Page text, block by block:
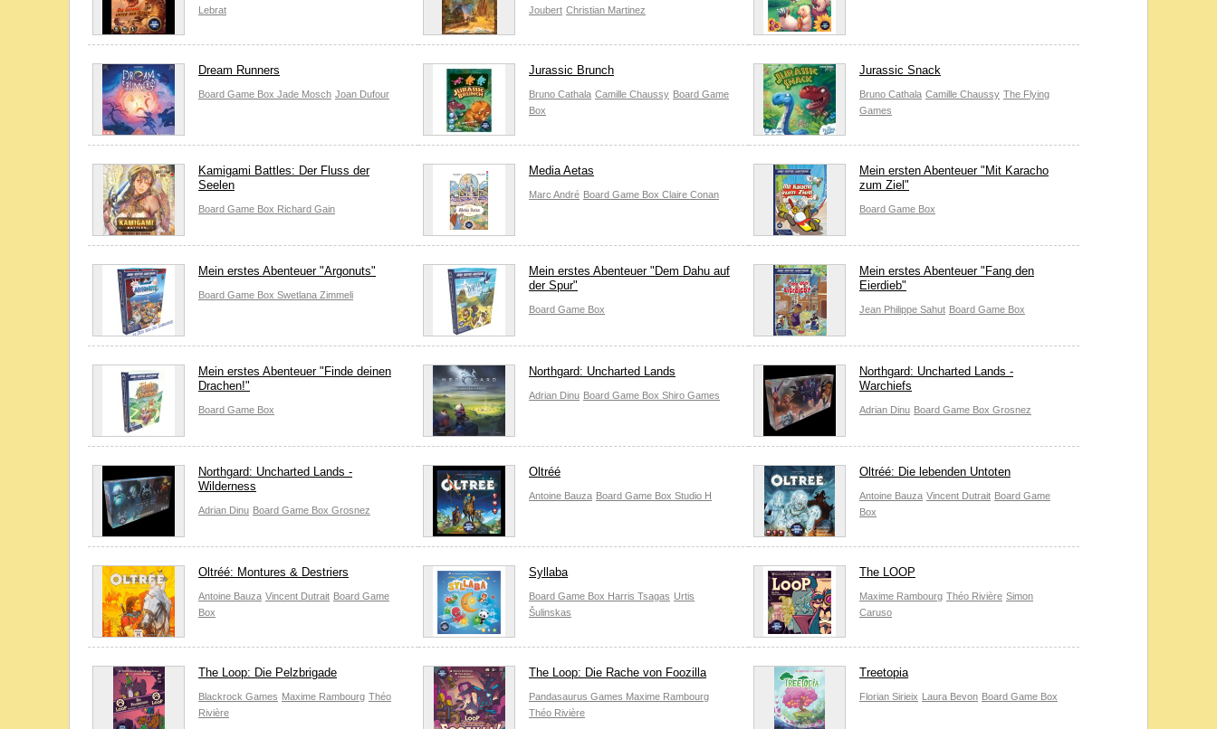
Lebrat
Joubert Christian Martinez
Dream Runners
Board Game Box Jade Mosch Joan Dufour
Jurassic Brunch
Bruno Cathala Camille Chaussy Board Game
Box
Jurassic Snack
Bruno Cathala Camille Chaussy The Flying
Games
Kamigami Battles: Der Fluss der
Seelen
Board Game Box Richard Gain
Media Aetas
Marc André Board Game Box Claire Conan
Mein ersten Abenteuer "Mit Karacho
zum Ziel"
Board Game Box
Mein erstes Abenteuer "Argonuts"
Board Game Box Swetlana Zimmeli
Mein erstes Abenteuer "Dem Dahu auf
der Spur"
Board Game Box
Mein erstes Abenteuer "Fang den
Eierdieb"
Jean Philippe Sahut Board Game Box
Mein erstes Abenteuer "Finde deinen
Drachen!"
Board Game Box
Northgard: Uncharted Lands
Adrian Dinu Board Game Box Shiro Games
Northgard: Uncharted Lands -
Warchiefs
Adrian Dinu Board Game Box Grosnez
Northgard: Uncharted Lands -
Wilderness
Adrian Dinu Board Game Box Grosnez
Oltréé
Antoine Bauza Board Game Box Studio H
Oltréé: Die lebenden Untoten
Antoine Bauza Vincent Dutrait Board Game
Box
Oltréé: Montures & Destriers
Antoine Bauza Vincent Dutrait Board Game
Box
Syllaba
Board Game Box Harris Tsagas Urtis
Šulinskas
The LOOP
Maxime Rambourg Théo Rivière Simon
Caruso
The Loop: Die Pelzbrigade
Blackrock Games Maxime Rambourg Théo
Rivière
The Loop: Die Rache von Foozilla
Pandasaurus Games Maxime Rambourg
Théo Rivière
Treetopia
Florian Sirieix Laura Bevon Board Game Box